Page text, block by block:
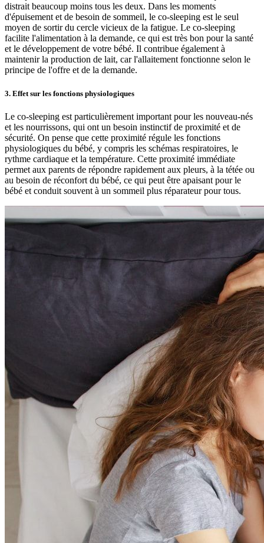
distrait beaucoup moins tous les deux. Dans les moments
d'épuisement et de besoin de sommeil, le co-sleeping est le seul
moyen de sortir du cercle vicieux de la fatigue. Le co-sleeping
facilite l'alimentation à la demande, ce qui est très bon pour la santé
et le développement de votre bébé. Il contribue également à
maintenir la production de lait, car l'allaitement fonctionne selon le
principe de l'offre et de la demande.
3. Effet sur les fonctions physiologiques
Le co-sleeping est particulièrement important pour les nouveau-nés
et les nourrissons, qui ont un besoin instinctif de proximité et de
sécurité. On pense que cette proximité régule les fonctions
physiologiques du bébé, y compris les schémas respiratoires, le
rythme cardiaque et la température. Cette proximité immédiate
permet aux parents de répondre rapidement aux pleurs, à la tétée ou
au besoin de réconfort du bébé, ce qui peut être apaisant pour le
bébé et conduit souvent à un sommeil plus réparateur pour tous.